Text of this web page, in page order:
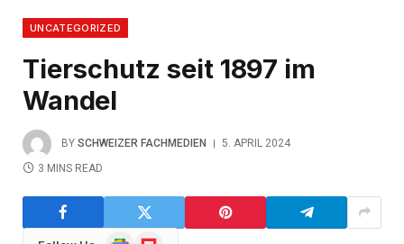
UNCATEGORIZED
Tierschutz seit 1897 im
Wandel
BY SCHWEIZER FACHMEDIEN
5. APRIL 2024
3 MINS READ
GoogleFlipboard